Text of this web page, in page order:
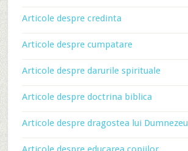
Articole despre credinta
Articole despre cumpatare
Articole despre darurile spirituale
Articole despre doctrina biblica
Articole despre dragostea lui Dumnezeu